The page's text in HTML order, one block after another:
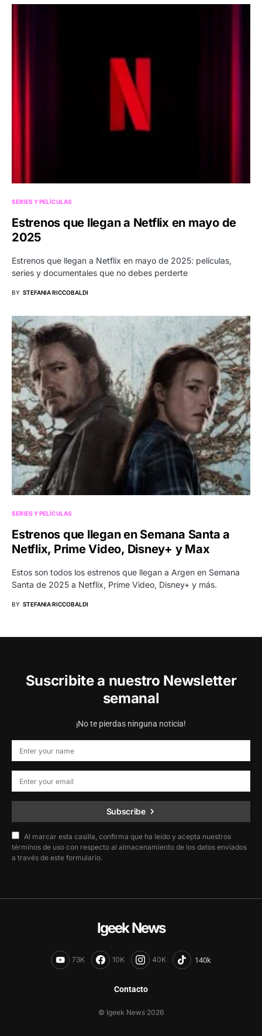
SERIES Y PELÍCULAS
Estrenos que llegan a Netflix en mayo de
2025
Estrenos que llegan a Netflix en mayo de 2025: películas,
series y documentales que no debes perderte
BY STEFANIA RICCOBALDI
SERIES Y PELÍCULAS
Estrenos que llegan en Semana Santa a
Netflix, Prime Video, Disney+ y Max
Estos son todos los estrenos que llegan a Argen en Semana
Santa de 2025 a Netflix, Prime Video, Disney+ y más.
BY STEFANIA RICCOBALDI
Suscribite a nuestro Newsletter
semanal
¡No te pierdas ninguna noticia!
Subscribe
Al marcar esta casilla, confirma que ha leído y acepta nuestros
términos de uso con respecto al almacenamiento de los datos enviados
a través de este formulario.
Igeek News
73K 10K 40K
Contacto
© Igeek News 2026